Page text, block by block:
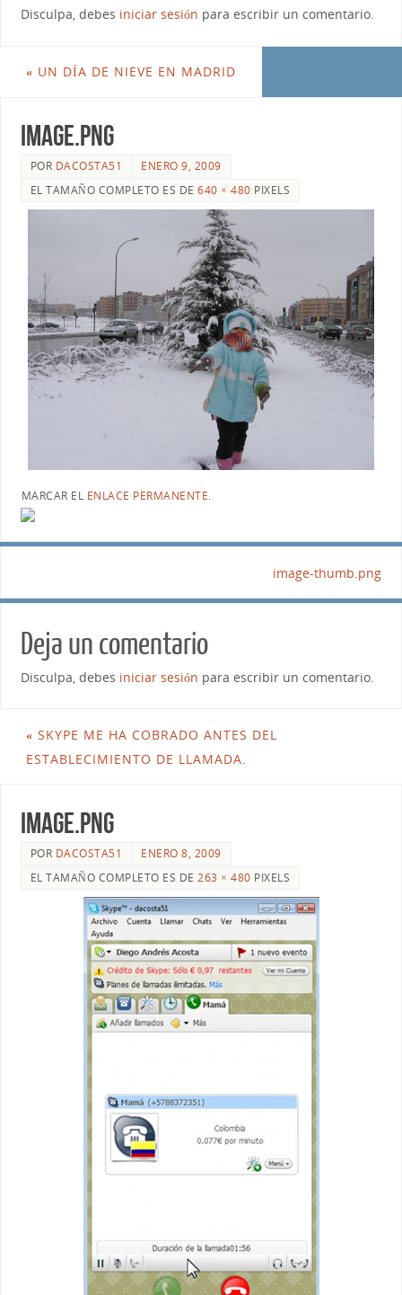
Disculpa, debes iniciar sesión para escribir un comentario.
« UN DÍA DE NIEVE EN MADRID
image.png
POR DACOSTA51
ENERO 9, 2009
EL TAMAÑO COMPLETO ES DE640 × 480 PIXELS
MARCAR EL ENLACE PERMANENTE.
image-thumb.png
Deja un comentario
Disculpa, debes iniciar sesión para escribir un comentario.
« SKYPE ME HA COBRADO ANTES DEL
ESTABLECIMIENTO DE LLAMADA.
image.png
POR DACOSTA51
ENERO 8, 2009
EL TAMAÑO COMPLETO ES DE263 × 480 PIXELS